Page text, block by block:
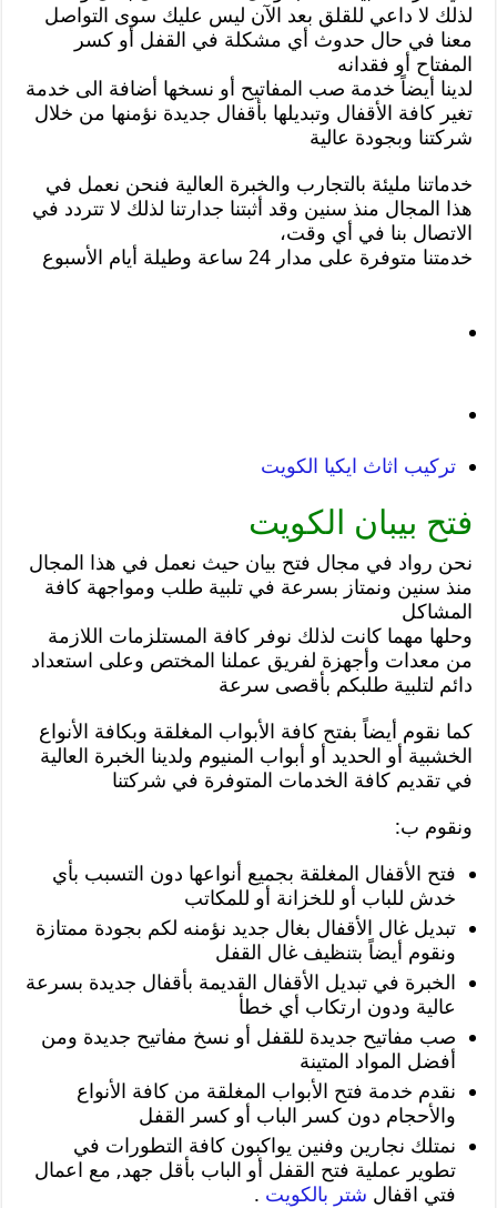
لذلك لا داعي للقلق بعد الآن ليس عليك سوى التواصل
معنا في حال حدوث أي مشكلة في القفل أو كسر
المفتاح أو فقدانه
لدينا أيضاً خدمة صب المفاتيح أو نسخها أضافة الى خدمة
تغير كافة الأقفال وتبديلها بأقفال جديدة نؤمنها من خلال
شركتنا وبجودة عالية
خدماتنا مليئة بالتجارب والخبرة العالية فنحن نعمل في
هذا المجال منذ سنين وقد أثبتنا جدارتنا لذلك لا تتردد في
الاتصال بنا في أي وقت،
خدمتنا متوفرة على مدار 24 ساعة وطيلة أيام الأسبوع
تركيب اثاث ايكيا الكويت
فتح بيبان الكويت
نحن رواد في مجال فتح بيان حيث نعمل في هذا المجال
منذ سنين ونمتاز بسرعة في تلبية طلب ومواجهة كافة
المشاكل
وحلها مهما كانت لذلك نوفر كافة المستلزمات اللازمة
من معدات وأجهزة لفريق عملنا المختص وعلى استعداد
دائم لتلبية طلبكم بأقصى سرعة
كما نقوم أيضاً بفتح كافة الأبواب المغلقة وبكافة الأنواع
الخشبية أو الحديد أو أبواب المنيوم ولدينا الخبرة العالية
في تقديم كافة الخدمات المتوفرة في شركتنا
ونقوم ب:
فتح الأقفال المغلقة بجميع أنواعها دون التسبب بأي
خدش للباب أو للخزانة أو للمكاتب
تبديل غال الأقفال بغال جديد نؤمنه لكم بجودة ممتازة
ونقوم أيضاً بتنظيف غال القفل
الخبرة في تبديل الأقفال القديمة بأقفال جديدة بسرعة
عالية ودون ارتكاب أي خطأ
صب مفاتيح جديدة للقفل أو نسخ مفاتيح جديدة ومن
أفضل المواد المتينة
نقدم خدمة فتح الأبواب المغلقة من كافة الأنواع
والأحجام دون كسر الباب أو كسر القفل
نمتلك نجارين وفنين يواكبون كافة التطورات في
تطوير عملية فتح القفل أو الباب بأقل جهد, مع اعمال
فتي اقفال شتر بالكويت .